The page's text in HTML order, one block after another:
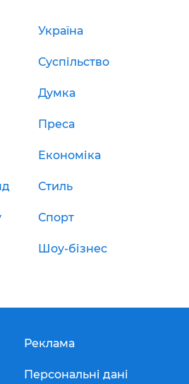
Україна
Суспільство
Думка
Преса
Економіка
Стиль
Спорт
Шоу-бізнес
Реклама
Персональні дані